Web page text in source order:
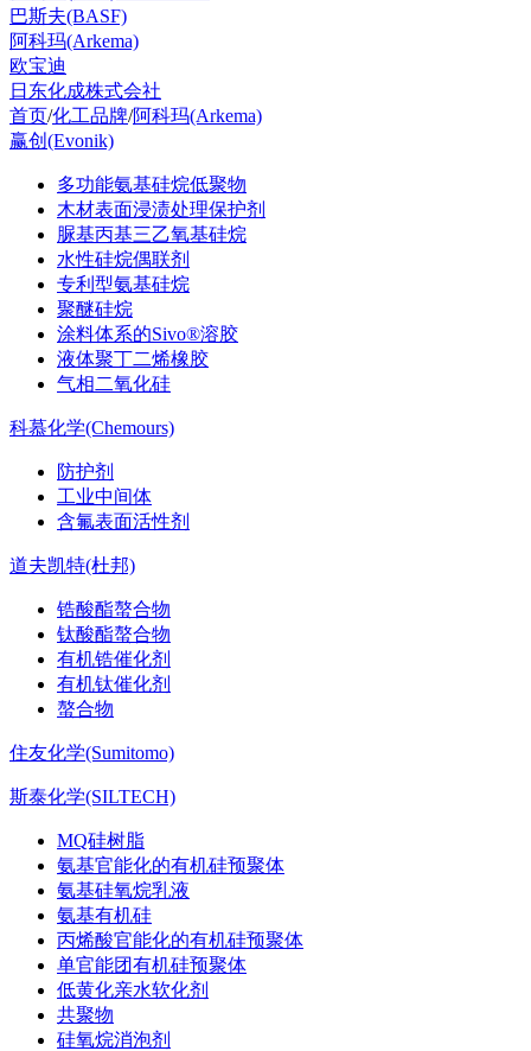
巴斯夫(BASF)
阿科玛(Arkema)
欧宝迪
日东化成株式会社
首页/化工品牌/阿科玛(Arkema)
赢创(Evonik)
多功能氨基硅烷低聚物
木材表面浸渍处理保护剂
脲基丙基三乙氧基硅烷
水性硅烷偶联剂
专利型氨基硅烷
聚醚硅烷
涂料体系的Sivo®溶胶
液体聚丁二烯橡胶
气相二氧化硅
科慕化学(Chemours)
防护剂
工业中间体
含氟表面活性剂
道夫凯特(杜邦)
锆酸酯螯合物
钛酸酯螯合物
有机锆催化剂
有机钛催化剂
螯合物
住友化学(Sumitomo)
斯泰化学(SILTECH)
MQ硅树脂
氨基官能化的有机硅预聚体
氨基硅氧烷乳液
氨基有机硅
丙烯酸官能化的有机硅预聚体
单官能团有机硅预聚体
低黄化亲水软化剂
共聚物
硅氧烷消泡剂